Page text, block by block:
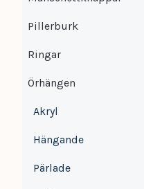
Pillerburk
Ringar
Örhängen
Akryl
Hängande
Pärlade